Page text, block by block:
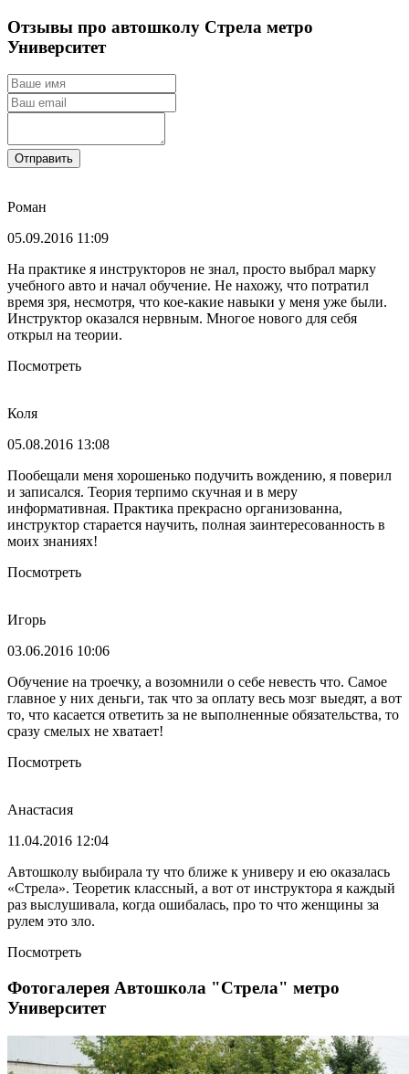
Отзывы про автошколу Стрела метро
Университет
Отправить
Роман
05.09.2016 11:09
На практике я инструкторов не знал, просто выбрал марку
учебного авто и начал обучение. Не нахожу, что потратил
время зря, несмотря, что кое-какие навыки у меня уже были.
Инструктор оказался нервным. Многое нового для себя
открыл на теории.
Посмотреть
Коля
05.08.2016 13:08
Пообещали меня хорошенько подучить вождению, я поверил
и записался. Теория терпимо скучная и в меру
информативная. Практика прекрасно организованна,
инструктор старается научить, полная заинтересованность в
моих знаниях!
Посмотреть
Игорь
03.06.2016 10:06
Обучение на троечку, а возомнили о себе невесть что. Самое
главное у них деньги, так что за оплату весь мозг выедят, а вот
то, что касается ответить за не выполненные обязательства, то
сразу смелых не хватает!
Посмотреть
Анастасия
11.04.2016 12:04
Автошколу выбирала ту что ближе к универу и ею оказалась
«Стрела». Теоретик классный, а вот от инструктора я каждый
раз выслушивала, когда ошибалась, про то что женщины за
рулем это зло.
Посмотреть
Фотогалерея Автошкола "Стрела" метро
Университет